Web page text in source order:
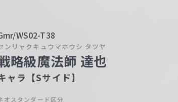
WS02-T38
ンリャクキュウマホウシ タツヤ
略級魔法師 達也
ャラ【Sサイド】
オスタンダード区分